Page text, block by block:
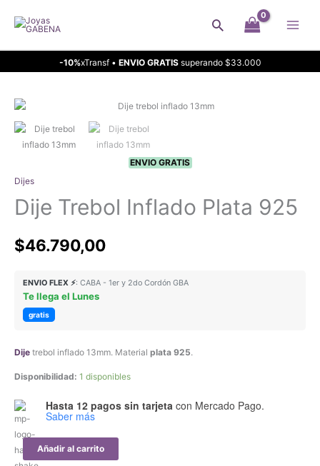
Buscar
-10%xTransf • ENVIO GRATISsuperando $33.000
ENVIO GRATIS
Dijes
Dije Trebol Inflado Plata 925
$46.790,00
ENVIO FLEX ⚡: CABA - 1er y 2do Cordón GBA
Te llega el Lunes
gratis
Dije trebol inflado 13mm. Material plata 925.
Disponibilidad: 1 disponibles
Hasta 12 pagos sin tarjeta con Mercado Pago.
Saber más
Dije
Trebol
Añadir al carrito